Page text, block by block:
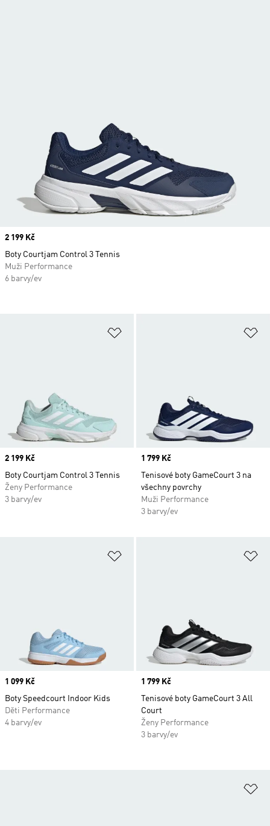
Price
2 199 Kč
Boty Courtjam Control 3 Tennis
Ženy Performance
3 barvy/ev
Price
1 799 Kč
Tenisové boty GameCourt 3 na
všechny povrchy
Muži Performance
3 barvy/ev
Price
1 099 Kč
Boty Speedcourt Indoor Kids
Děti Performance
4 barvy/ev
Price
1 799 Kč
Tenisové boty GameCourt 3 All
Court
Ženy Performance
3 barvy/ev
Price
2 199 Kč
Boty Courtjam Control 3 Tennis
Muži Performance
6 barvy/ev